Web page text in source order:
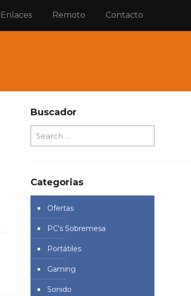
Enlaces Remoto Contacto
Buscador
Categorias
Ofertas
PC's Sobremesa
Portátiles
Gaming
Sonido